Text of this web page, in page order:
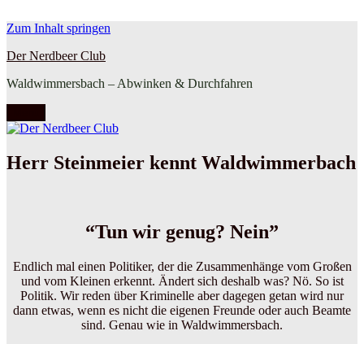
Zum Inhalt springen
Der Nerdbeer Club
Waldwimmersbach – Abwinken & Durchfahren
Herr Steinmeier kennt Waldwimmerbach
“Tun wir genug? Nein”
Endlich mal einen Politiker, der die Zusammenhänge vom Großen
und vom Kleinen erkennt. Ändert sich deshalb was? Nö. So ist
Politik. Wir reden über Kriminelle aber dagegen getan wird nur
dann etwas, wenn es nicht die eigenen Freunde oder auch Beamte
sind. Genau wie in Waldwimmersbach.